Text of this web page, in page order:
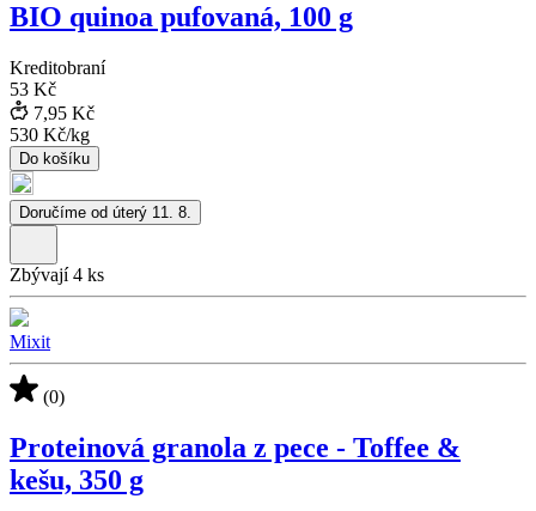
BIO quinoa pufovaná, 100 g
Kreditobraní
53 Kč
7,95 Kč
530 Kč/kg
Do košíku
Doručíme od úterý 11. 8.
Zbývají 4 ks
Mixit
(0)
Proteinová granola z pece - Toffee &
kešu, 350 g